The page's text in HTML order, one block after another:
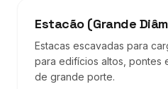
Estacão (Grande
Estacas escavadas para
para edifícios altos, pontes
de grande porte.